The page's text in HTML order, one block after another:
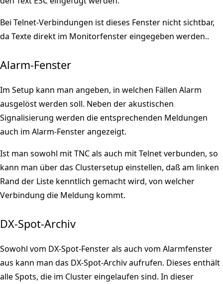
Bei Telnet-Verbindungen ist dieses Fenster nicht sichtbar,
da Texte direkt im Monitorfenster eingegeben werden..
Alarm-Fenster
Im Setup kann man angeben, in welchen Fällen Alarm
ausgelöst werden soll. Neben der akustischen
Signalisierung werden die entsprechenden Meldungen
auch im Alarm-Fenster angezeigt.
Ist man sowohl mit TNC als auch mit Telnet verbunden, so
kann man über das Clustersetup einstellen, daß am linken
Rand der Liste kenntlich gemacht wird, von welcher
Verbindung die Meldung kommt.
DX-Spot-Archiv
Sowohl vom DX-Spot-Fenster als auch vom Alarmfenster
aus kann man das DX-Spot-Archiv aufrufen. Dieses enthält
alle Spots, die im Cluster eingelaufen sind. In dieser